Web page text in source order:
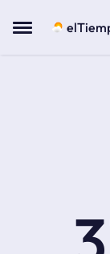
Menu
ºC